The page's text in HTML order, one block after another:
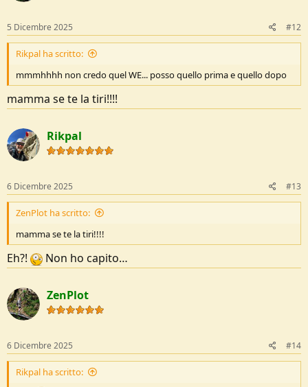
5 Dicembre 2025 #12
Rikpal ha scritto:
mmmhhhh non credo quel WE... posso quello prima e quello dopo
mamma se te la tiri!!!!
Rikpal
6 Dicembre 2025 #13
ZenPlot ha scritto:
mamma se te la tiri!!!!
Eh?! Non ho capito…
ZenPlot
6 Dicembre 2025 #14
Rikpal ha scritto: